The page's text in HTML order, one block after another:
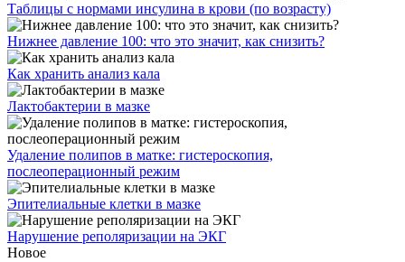
Таблицы с нормами инсулина в крови (по возрасту)
Нижнее давление 100: что это значит, как снизить?
Как хранить анализ кала
Лактобактерии в мазке
Удаление полипов в матке: гистероскопия,
послеоперационный режим
Эпителиальные клетки в мазке
Нарушение реполяризации на ЭКГ
Новое